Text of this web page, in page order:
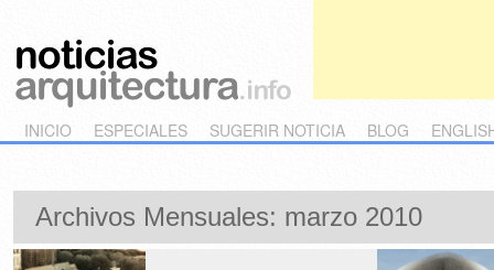
Main menu
Skip to primary content
Skip to secondary content
INICIO ESPECIALES SUGERIR NOTICIA BLOG
Archivos Mensuales: marzo 2010